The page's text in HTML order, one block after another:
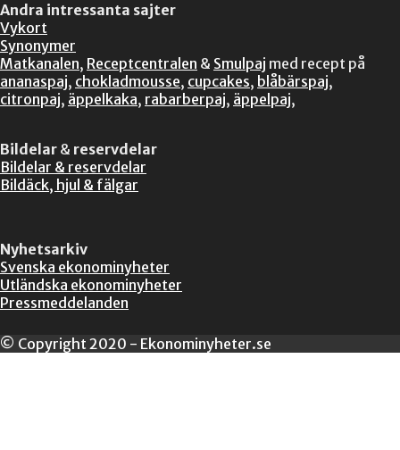
Andra intressanta sajter
Vykort
Synonymer
Matkanalen, Receptcentralen & Smulpaj med recept på
ananaspaj, chokladmousse, cupcakes, blåbärspaj,
citronpaj, äppelkaka, rabarberpaj, äppelpaj,
Bildelar & reservdelar
Bildelar & reservdelar
Bildäck, hjul & fälgar
Nyhetsarkiv
Svenska ekonominyheter
Utländska ekonominyheter
Pressmeddelanden
© Copyright 2020 - Ekonominyheter.se